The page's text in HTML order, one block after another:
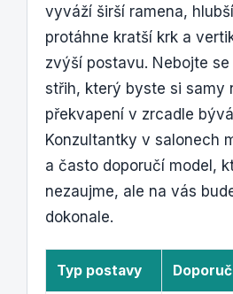
vyváží širší ramena,
protáhne kratší krk a
zvýší postavu. Nebojte
střih, který byste si
překvapení v zrcadle
Konzultantky v salonech
a často doporučí model,
nezaujme, ale na vás
dokonale.
Typ postavy